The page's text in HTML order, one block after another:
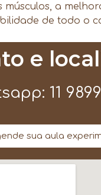
músculos, a
de todo o
e
11
sua aula